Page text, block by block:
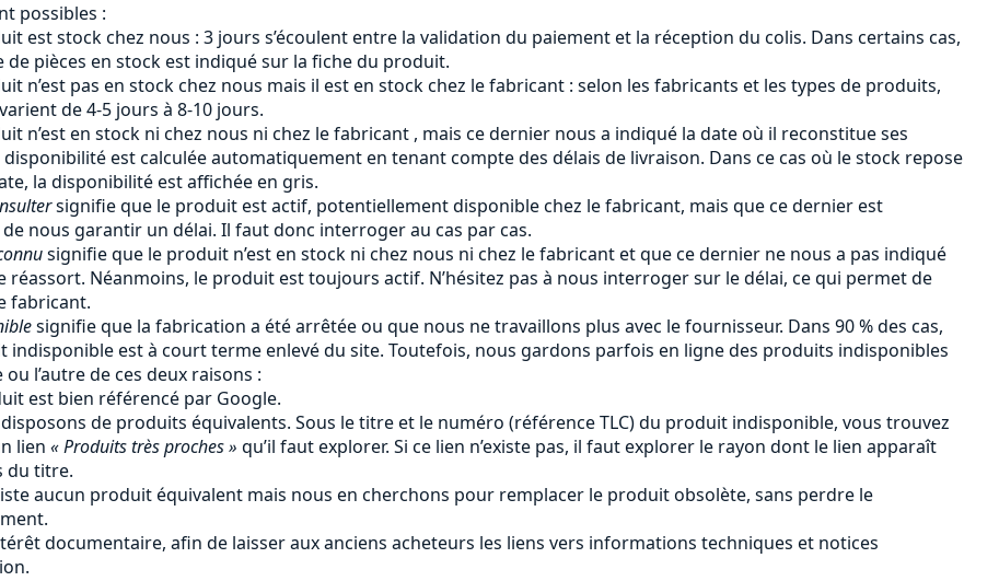
possibles :
est stock chez nous : 3 jours s’écoulent entre la validation du paiement et la réception du colis. Dans certains cas,
de pièces en stock est indiqué sur la fiche du produit.
n’est pas en stock chez nous mais il est en stock chez le fabricant : selon les fabricants et les types de produits,
de 4-5 jours à 8-10 jours.
n’est en stock ni chez nous ni chez le fabricant , mais ce dernier nous a indiqué la date où il reconstitue ses
disponibilité est calculée automatiquement en tenant compte des délais de livraison. Dans ce cas où le stock repose
la disponibilité est affichée en gris.
signifie que le produit est actif, potentiellement disponible chez le fabricant, mais que ce dernier est
nous garantir un délai. Il faut donc interroger au cas par cas.
signifie que le produit n’est en stock ni chez nous ni chez le fabricant et que ce dernier ne nous a pas indiqué
réassort. Néanmoins, le produit est toujours actif. N’hésitez pas à nous interroger sur le délai, ce qui permet de
fabricant.
signifie que la fabrication a été arrêtée ou que nous ne travaillons plus avec le fournisseur. Dans 90 % des cas,
indisponible est à court terme enlevé du site. Toutefois, nous gardons parfois en ligne des produits indisponibles
ou l’autre de ces deux raisons :
est bien référencé par Google.
de produits équivalents. Sous le titre et le numéro (référence TLC) du produit indisponible, vous trouvez
lien « Produits très proches » qu’il faut explorer. Si ce lien n’existe pas, il faut explorer le rayon dont le lien apparaît
du titre.
aucun produit équivalent mais nous en cherchons pour remplacer le produit obsolète, sans perdre le
documentaire, afin de laisser aux anciens acheteurs les liens vers informations techniques et notices